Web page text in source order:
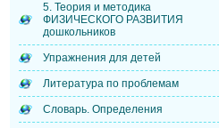
5. Теория и методика
ФИЗИЧЕСКОГО РАЗВИТИЯ
дошкольников
Упражнения для детей
Литература по проблемам
Словарь. Определения